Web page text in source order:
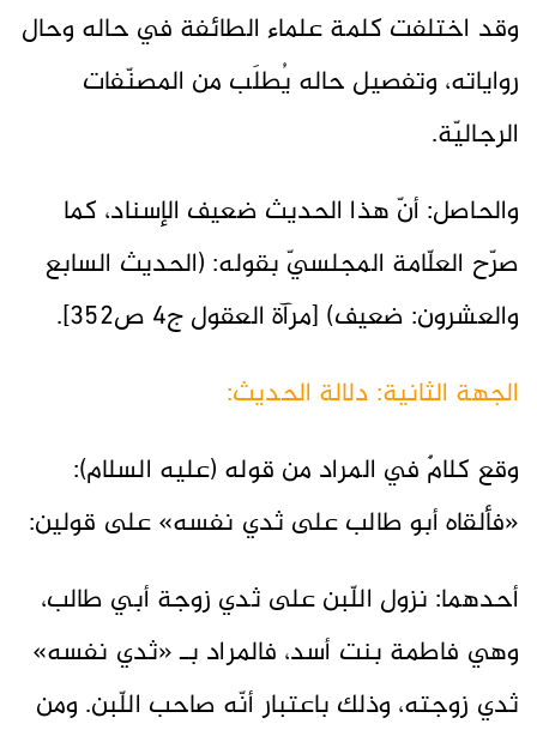
وقد اختلفت كلمة علماء الطائفة في حاله وحال
رواياته، وتفصيل حاله يُطلَب من المصنّفات
الرجاليّة.
والحاصل: أنّ هذا الحديث ضعيف الإسناد، كما
صرّح العلّامة المجلسيّ بقوله: (الحديث السابع
والعشرون: ضعيف) [مرآة العقول ج٤ ص٣٥٢].
الجهة الثانية: دلالة الحديث:
وقع كلامٌ في المراد من قوله (عليه السلام):
«فألقاه أبو طالب على ثدي نفسه» على قولين:
أحدهما: نزول اللّبن على ثدي زوجة أبي طالب،
وهي فاطمة بنت أسد، فالمراد بـ «ثدي نفسه»
ثدي زوجته، وذلك باعتبار أنّه صاحب اللّبن. ومن